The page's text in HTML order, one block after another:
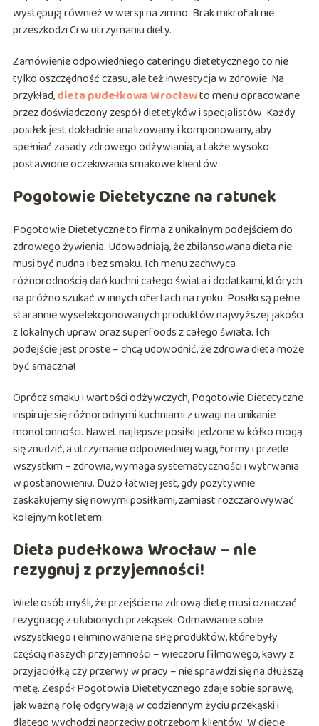
występują również w wersji na zimno. Brak mikrofali nie
przeszkodzi Ci w utrzymaniu diety.
Zamówienie odpowiedniego cateringu dietetycznego to nie
tylko oszczędność czasu, ale też inwestycja w zdrowie. Na
przykład,dieta pudełkowa Wrocławto menu opracowane
przez doświadczony zespół dietetyków i specjalistów. Każdy
posiłek jest dokładnie analizowany i komponowany, aby
spełniać zasady zdrowego odżywiania, a także wysoko
postawione oczekiwania smakowe klientów.
Pogotowie Dietetyczne na ratunek
Pogotowie Dietetyczne to firma z unikalnym podejściem do
zdrowego żywienia. Udowadniają, że zbilansowana dieta nie
musi być nudna i bez smaku. Ich menu zachwyca
różnorodnością dań kuchni całego świata i dodatkami, których
na próżno szukać w innych ofertach na rynku. Posiłki są pełne
starannie wyselekcjonowanych produktów najwyższej jakości
z lokalnych upraw oraz superfoods z całego świata. Ich
podejście jest proste – chcą udowodnić, że zdrowa dieta może
być smaczna!
Oprócz smaku i wartości odżywczych, Pogotowie Dietetyczne
inspiruje się różnorodnymi kuchniami z uwagi na unikanie
monotonności. Nawet najlepsze posiłki jedzone w kółko mogą
się znudzić, a utrzymanie odpowiedniej wagi, formy i przede
wszystkim – zdrowia, wymaga systematyczności i wytrwania
w postanowieniu. Dużo łatwiej jest, gdy pozytywnie
zaskakujemy się nowymi posiłkami, zamiast rozczarowywać
kolejnym kotletem.
Dieta pudełkowa Wrocław – nie
rezygnuj z przyjemności!
Wiele osób myśli, że przejście na zdrową dietę musi oznaczać
rezygnację z ulubionych przekąsek. Odmawianie sobie
wszystkiego i eliminowanie na siłę produktów, które były
częścią naszych przyjemności – wieczoru filmowego, kawy z
przyjaciółką czy przerwy w pracy – nie sprawdzi się na dłuższą
metę. Zespół Pogotowia Dietetycznego zdaje sobie sprawę,
jak ważną rolę odgrywają w codziennym życiu przekąski i